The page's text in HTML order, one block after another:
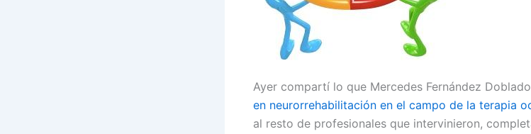
Ayer compartí lo que Mercedes Fernández
en neurorrehabilitación en el campo de la terapia
al resto de profesionales que intervinieron,